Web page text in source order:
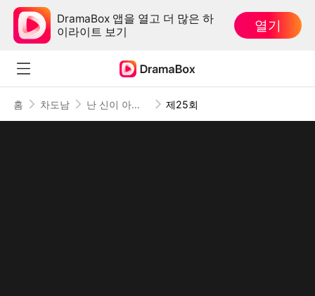
DramaBox 앱을 열고 더 많은 하
이라이트 보기
열기
홈 차도남 난 신이 아닌데 제25회